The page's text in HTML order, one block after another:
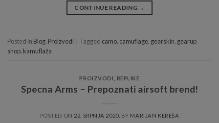
CONTINUE READING →
Posted in Blog, Proizvodi Tagged camo, camuflage, gearskin, gearup
shop, kamuflaža
PROIZVODI REPLIKE
Specna Arms – Prepoznati airsoft brend!
POSTED ON 22. SRPNJA 2020. BY MARIJAN KEREŠA